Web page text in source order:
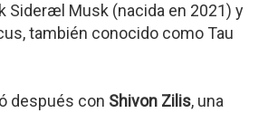
Sideræl Musk (nacida en 2021) y
también conocido como Tau
después con Shivon Zilis, una